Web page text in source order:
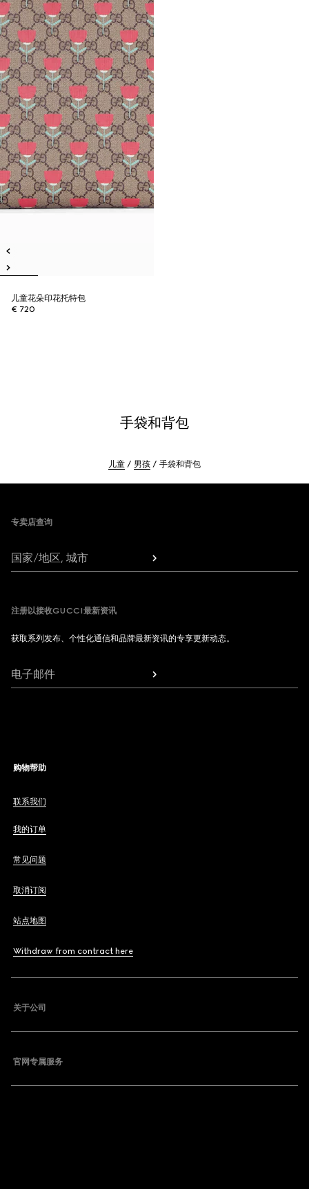
儿童花朵印花托特包
€ 720
手袋和背包
儿童 男孩 手袋和背包
专卖店查询
国家/地区, 城市
注册以接收GUCCI最新资讯
获取系列发布、个性化通信和品牌最新资讯的专享更新动态。
电子邮件
购物帮助
联系我们
我的订单
常见问题
取消订阅
站点地图
Withdraw from contract here
关于公司
官网专属服务